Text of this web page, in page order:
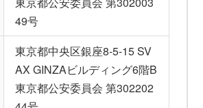
49号
東京都中央区銀座8-5-15 SV
AX GINZAビルディング6階B
東京都公安委員会 第302202